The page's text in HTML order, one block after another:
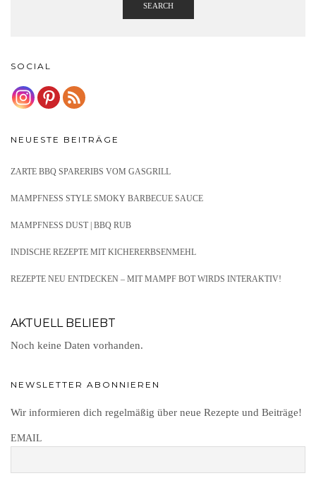
SEARCH
SOCIAL
NEUESTE BEITRÄGE
ZARTE BBQ SPARERIBS VOM GASGRILL
MAMPFNESS STYLE SMOKY BARBECUE SAUCE
MAMPFNESS DUST | BBQ RUB
INDISCHE REZEPTE MIT KICHERERBSENMEHL
REZEPTE NEU ENTDECKEN – MIT MAMPF BOT WIRDS INTERAKTIV!
AKTUELL BELIEBT
Noch keine Daten vorhanden.
NEWSLETTER ABONNIEREN
Wir informieren dich regelmäßig über neue Rezepte und Beiträge!
EMAIL